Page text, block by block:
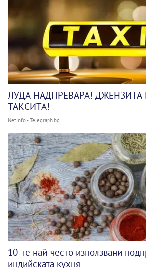
ЛУДА НАДПРЕВАРА! ДЖЕНЗИТА
ТАКСИТА!
NetInfo - Telegraph.bg
10-те най-често използвани
индийската кухня